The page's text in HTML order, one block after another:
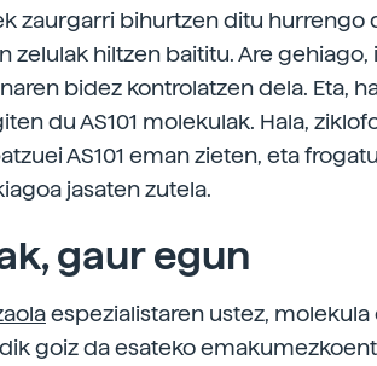
zaurgarri bihurtzen ditu hurrengo
zelulak hiltzen baititu. Are gehiago,
bidez kontrolatzen dela. Eta,
du AS101 molekulak. Hala,
AS101 eman zieten, eta
jasaten zutela.
gaur egun
espezialistaren ustez,
goiz da esateko